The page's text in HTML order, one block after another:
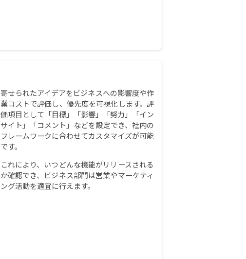
寄せられたアイデアをビジネスへの影響度や作
業コストで評価し、優先度を可視化します。評
価項目として「目標」「影響」「努力」「イン
サイト」「コメント」などを設定でき、社内の
フレームワークに合わせてカスタマイズが可能
です。
これにより、いつどんな機能がリリースされる
か確認でき、ビジネス部門は営業やマーケティ
ング活動を適宜に行えます。